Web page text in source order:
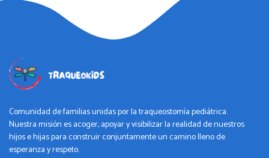
Comunidad de familias unidas por la traqueostomía pediátrica.
Nuestra misión es acoger, apoyar y visibilizar la realidad de nuestros
hijos e hijas para construir conjuntamente un camino lleno de
esperanza y respeto.